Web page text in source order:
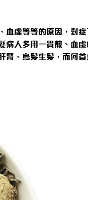
血虛等等的原因，對症
病人多用一貫煎、血虛
腎、烏髮生髮，而何